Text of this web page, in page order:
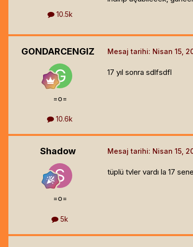
10.5k
GONDARCENGIZ
=o=
10.6k
Mesaj tarihi: Nisan 15,
17 yıl sonra sdlfsdfl
Shadow
=o=
5k
Mesaj tarihi: Nisan 15,
tüplü tvler vardı la 17